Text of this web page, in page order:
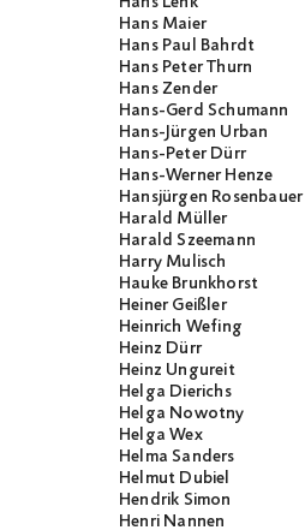
Hans Maier
Hans Paul Bahrdt
Hans Peter Thurn
Hans Zender
Hans-Gerd Schumann
Hans-Jürgen Urban
Hans-Peter Dürr
Hans-Werner Henze
Hansjürgen Rosenbauer
Harald Müller
Harald Szeemann
Harry Mulisch
Hauke Brunkhorst
Heiner Geißler
Heinrich Wefing
Heinz Dürr
Heinz Ungureit
Helga Dierichs
Helga Nowotny
Helga Wex
Helma Sanders
Helmut Dubiel
Hendrik Simon
Henri Nannen